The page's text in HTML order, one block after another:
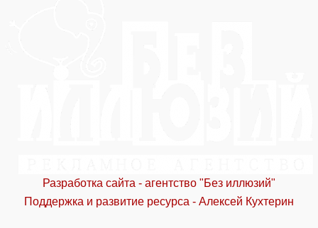
Разработка сайта - агентство "Без иллюзий"
Поддержка и развитие ресурса - Алексей Кухтерин